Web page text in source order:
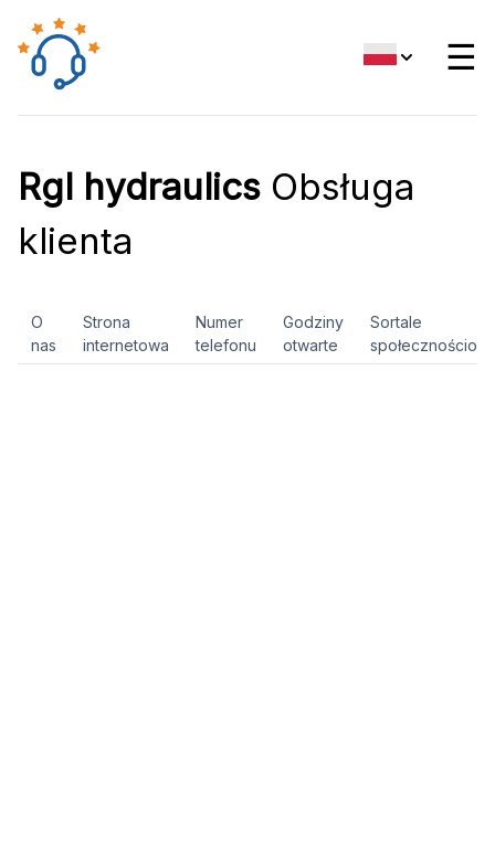
☰
Rgl hydraulics Obsługa
klienta
O
nas
Strona
internetowa
Numer
telefonu
Godziny
otwarte
Sortale